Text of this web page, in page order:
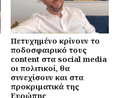
Πετυχημένο κρίνουν το
ποδοσφαιρικό τους
content στα social media
οι πολιτικοί, θα
συνεχίσουν και στα
προκριματικά της
Ευρώπης